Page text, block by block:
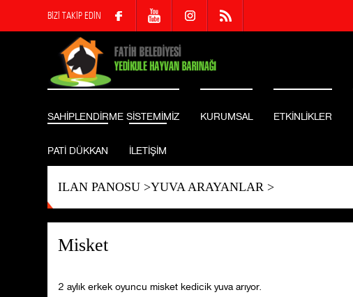
BİZİ TAKİP EDİN
SAHİPLENDİRME SİSTEMİMİZ KURUMSAL ETKİNLİKLER
PATİ DÜKKAN İLETİŞİM
ILAN PANOSU>YUVA ARAYANLAR>
Misket
2 aylık erkek oyuncu misket kedicik yuva arıyor.